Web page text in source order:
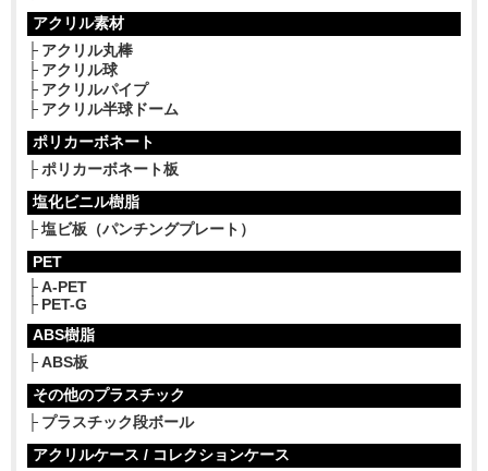
アクリル素材
アクリル丸棒
アクリル球
アクリルパイプ
アクリル半球ドーム
ポリカーボネート
ポリカーボネート板
塩化ビニル樹脂
塩ビ板（パンチングプレート）
PET
A-PET
PET-G
ABS樹脂
ABS板
その他のプラスチック
プラスチック段ボール
アクリルケース / コレクションケース